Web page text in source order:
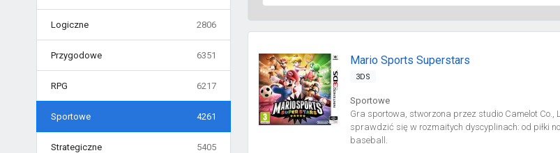
Logiczne 2806
Przygodowe 6351
RPG 6217
Sportowe 4261
Strategiczne 5405
Mario Sports Superstars
3DS
Sportowe
Gra sportowa, stworzona przez studio Camelot Co.,
sprawdzić się w rozmaitych dyscyplinach: od piłki
baseball.